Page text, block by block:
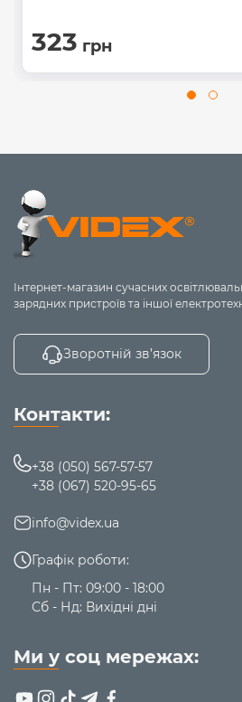
323 грн
Інтернет-магазин сучасних
зарядних пристроїв та іншої
Зворотній зв’язок
Контакти:
+38 (050) 567-57-57
+38 (067) 520-95-65
info@videx.ua
Графік роботи:
Пн - Пт: 09:00 - 18:00
Сб - Нд: Вихідні дні
Ми у соц мережах: